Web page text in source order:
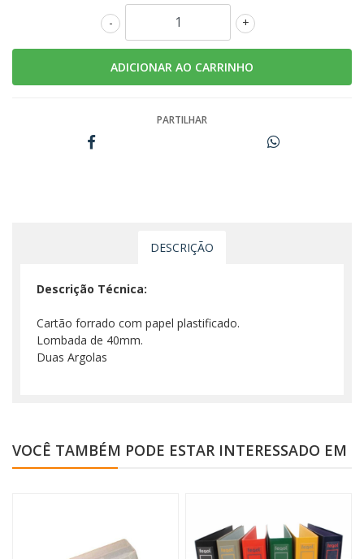
+
-
PARTILHAR
DESCRIÇÃO
Descrição Técnica:
Cartão forrado com papel plastificado.
Lombada de 40mm.
Duas Argolas
VOCÊ TAMBÉM PODE ESTAR INTERESSADO EM